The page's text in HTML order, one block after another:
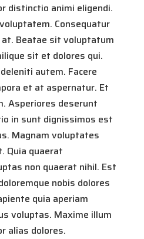
distinctio animi eligendi.
Consequatur
Beatae sit voluptatum
sit et dolores qui.
autem. Facere
et at aspernatur. Et
Asperiores deserunt
in sunt dignissimos est
Magnam voluptates
Quia quaerat
non quaerat nihil. Est
nobis dolores
quia aperiam
voluptas. Maxime illum
alias dolores.